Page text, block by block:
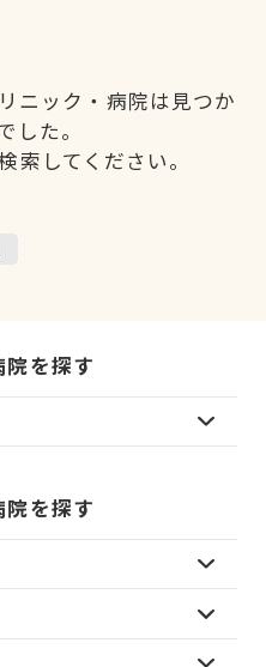
ニック・病院は見つか
した。
索してください。
を探す
を探す